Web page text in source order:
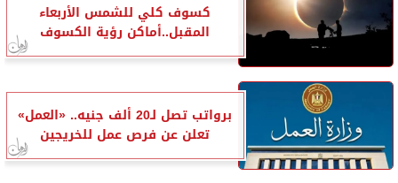
كسوف كلي للشمس الأربعاء
المقبل..أماكن رؤية الكسوف
برواتب تصل لـ20 ألف جنيه.. «العمل»
تعلن عن فرص عمل للخريجين